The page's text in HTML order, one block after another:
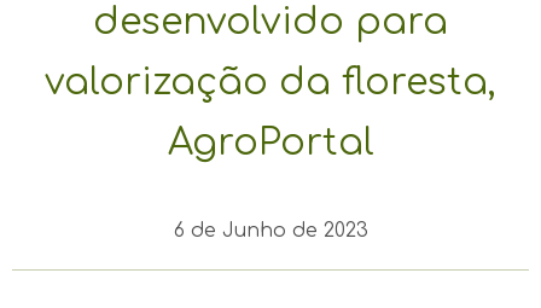
desenvolvido para
valorização da floresta,
AgroPortal
6 de Junho de 2023